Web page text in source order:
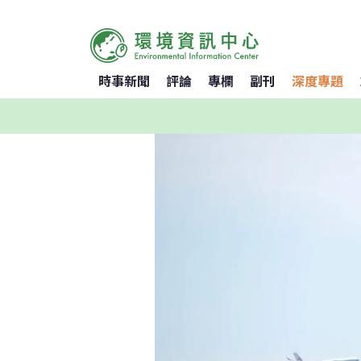
時事新聞 評論 專欄 副刊 深度專題